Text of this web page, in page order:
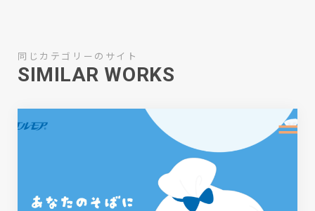
同じカテゴリーのサイト
SIMILAR WORKS